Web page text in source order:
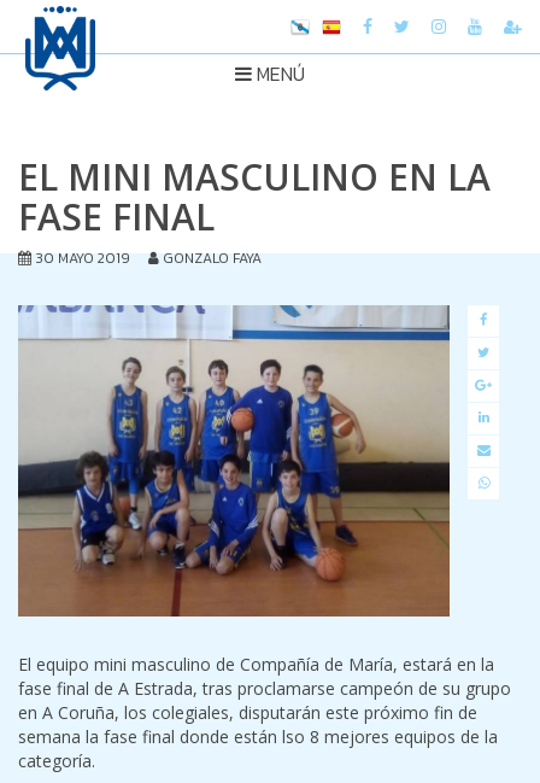
MENÚ
EL MINI MASCULINO EN LA
FASE FINAL
30 MAYO 2019 GONZALO FAYA
El equipo mini masculino de Compañía de María, estará en la
fase final de A Estrada, tras proclamarse campeón de su grupo
en A Coruña, los colegiales, disputarán este próximo fin de
semana la fase final donde están lso 8 mejores equipos de la
categoría.